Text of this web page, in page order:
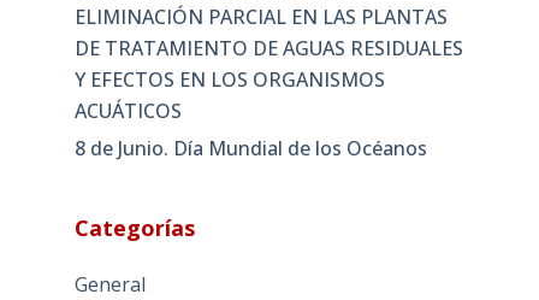
ELIMINACIÓN PARCIAL EN LAS PLANTAS
DE TRATAMIENTO DE AGUAS RESIDUALES
Y EFECTOS EN LOS ORGANISMOS
ACUÁTICOS
8 de Junio. Día Mundial de los Océanos
Categorías
General